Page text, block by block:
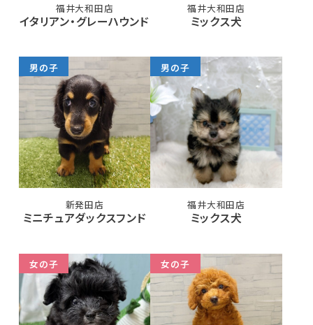
福井大和田店
イタリアン・グレーハウンド
福井大和田店
ミックス犬
男の子
新発田店
ミニチュアダックスフンド
男の子
福井大和田店
ミックス犬
女の子 女の子